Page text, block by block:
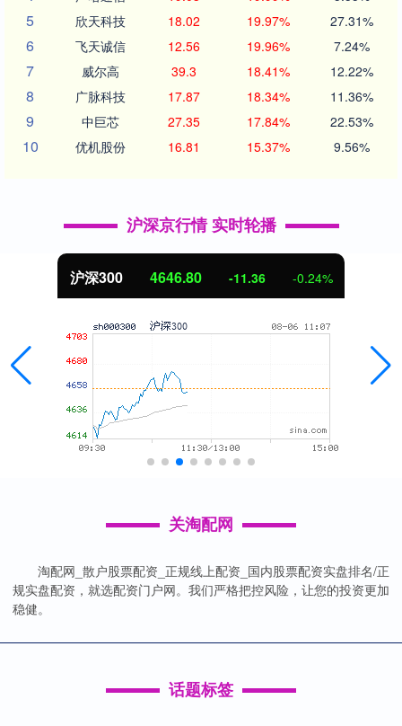
5 欣天科技 18.02 19.97% 27.31%
6 飞天诚信 12.56 19.96% 7.24%
7 威尔高 39.3 18.41% 12.22%
8 广脉科技 17.87 18.34% 11.36%
9 中巨芯 27.35 17.84% 22.53%
10 优机股份 16.81 15.37% 9.56%
沪深京行情 实时轮播
北证50 1120.14 0.68 0.06%
关淘配网
淘配网_散户股票配资_正规线上配资_国内股票配资实盘排名/正
规实盘配资，就选配资门户网。我们严格把控风险，让您的投资更加
稳健。
话题标签